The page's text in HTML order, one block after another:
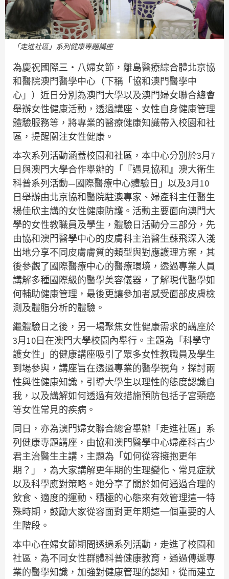
「走進社區」系列健康專題講座
為慶祝國際三・八婦女節，離島醫療綜合體北京協
和醫院澳門醫學中心（下稱「協和澳門醫學中
心」）近日分別為澳門大學以及澳門婦女聯合總會
舉辦女性健康活動，透過講座、女性自身健康管理
體驗服務等，將專業的醫療健康知識帶入校園和社
區，提醒關注女性健康。
本次系列活動涵蓋校園和社區，本中心分別於3月7
日與澳門大學合作舉辦的「『遇見協和』澳大衛生
科普系列活動—國際醫療中心體驗日」以及3月10
日舉辦由北京協和醫院駐澳專家、婦產科主任醫生
楊佳欣主講的女性健康防護。活動主要面向澳門大
學的女性教職員及學生，體驗日活動分三部分，先
由協和澳門醫學中心的皮膚科主治醫生蘇飛深入淺
出地分享不同皮膚膚質的類型與對應護理方案，其
後參觀了國際醫療中心的醫療環境，透過專業人員
講解多種國際級的醫學美容儀器，了解現代醫學如
何輔助健康管理，最後更讓參加者感受面部皮膚檢
測及體脂分析的體驗。
繼體驗日之後，另一場聚焦女性健康需求的講座於
3月10日在澳門大學校園內舉行。主題為「科學守
護女性」的健康講座吸引了眾多女性教職員及學生
到場參與，講座旨在透過專業的醫學視角，探討兩
性與性健康知識，引導大學生以理性的態度認識自
我，以及講解如何透過有效措施預防包括子宮頸癌
等女性常見的疾病。
同日，亦為澳門婦女聯合總會舉辦「走進社區」系
列健康專題講座，由協和澳門醫學中心婦產科古少
君主治醫生主講，主題為「如何從容擁抱更年
期？」，為大家講解更年期的生理變化、常見症狀
以及科學應對策略。她分享了關於如何通過合理的
飲食、適度的運動、積極的心態來有效管理這一特
殊時期，鼓勵大家從容面對更年期這一個重要的人
生階段。
本中心在婦女節期間透過系列活動，走進了校園和
社區，為不同女性群體科普健康教育，通過傳遞專
業的醫學知識，加強對健康管理的認知，從而建立